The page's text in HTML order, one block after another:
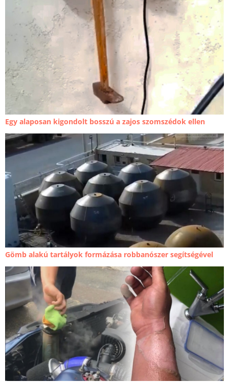
Egy alaposan kigondolt bosszú a zajos szomszédok ellen
Gömb alakú tartályok formázása robbanószer segítségével